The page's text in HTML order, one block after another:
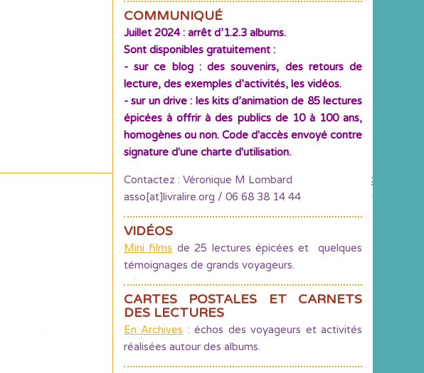
COMMUNIQUÉ
Juillet 2024 : arrêt d’1.2.3 albums.
Sont disponibles gratuitement :
- sur ce blog : des souvenirs, des retours de
lecture, des exemples d’activités, les vidéos.
- sur un drive : les kits d’animation de 85 lectures
épicées à offrir à des publics de 10 à 100 ans,
homogènes ou non. Code d'accès envoyé contre
signature d'une charte d'utilisation.
Contactez : Véronique M Lombard
asso[at]livralire.org / 06 68 38 14 44
VIDÉOS
Mini films de 25 lectures épicées et quelques
témoignages de grands voyageurs.
CARTES POSTALES ET CARNETS
DES LECTURES
En Archives : échos des voyageurs et activités
réalisées autour des albums.